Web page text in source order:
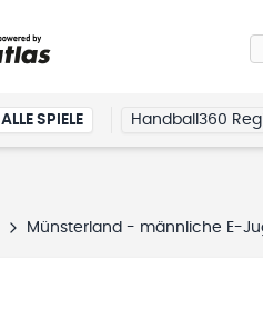
ALLE SPIELE Handball360
Münsterland - männliche E-